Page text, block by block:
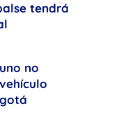
tendrá
no